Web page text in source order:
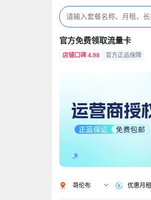
官方免费领取流量卡
店铺口碑 4.98 官方正品保障
哥伦布 优惠月租